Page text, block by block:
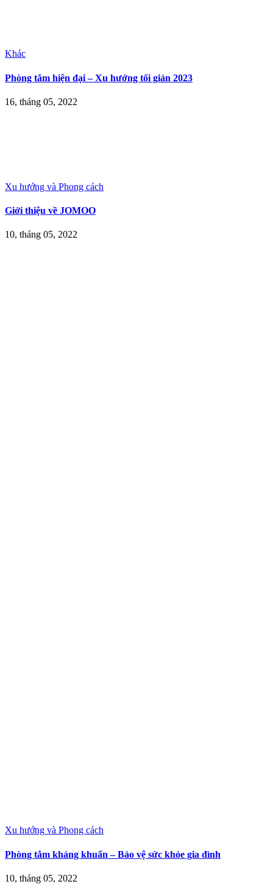
Khác
Phòng tắm hiện đại – Xu hướng tối giản 2023
16, tháng 05, 2022
Xu hướng và Phong cách
Giới thiệu về JOMOO
10, tháng 05, 2022
Xu hướng và Phong cách
Phòng tắm kháng khuẩn – Bảo vệ sức khỏe gia đình
10, tháng 05, 2022